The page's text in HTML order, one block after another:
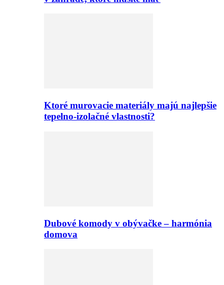
Ktoré murovacie materiály majú najlepšie
tepelno-izolačné vlastnosti?
Dubové komody v obývačke – harmónia
domova